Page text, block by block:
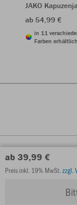
ab 39,99 €
Preis inkl. 19% MwSt.zzgl.
JAKO
ab 54,99 €
in 11
Farben erhältlich